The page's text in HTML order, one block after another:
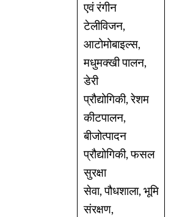
एवं रंगीन
टेलीविजन,
आटोमोबाइल्स,
मधुमक्खी पालन,
डेरी
प्रौद्योगिकी, रेशम
कीटपालन,
बीजोत्पादन
प्रौद्योगिकी, फसल
सुरक्षा
सेवा, पौधशाला, भूमि
संरक्षण,